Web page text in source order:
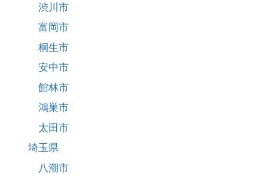
渋川市
富岡市
桐生市
安中市
館林市
鴻巣市
太田市
埼玉県
八潮市